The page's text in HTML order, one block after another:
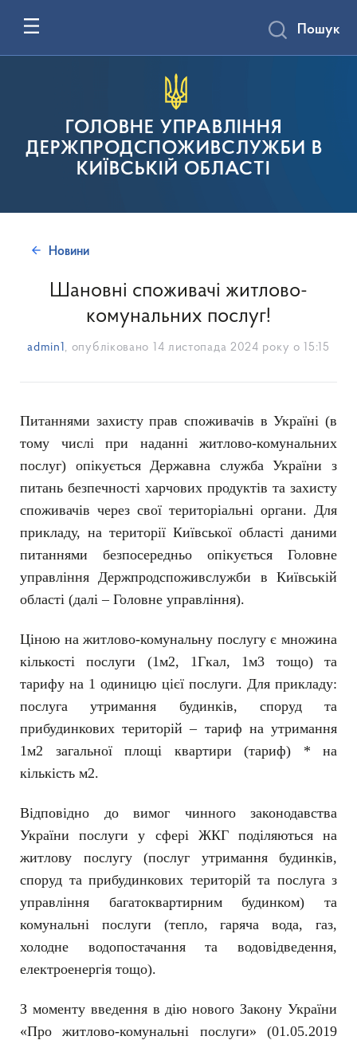
ГОЛОВНЕ УПРАВЛІННЯ
ДЕРЖПРОДСПОЖИВСЛУЖБИ В
КИЇВСЬКІЙ ОБЛАСТІ
Пошук
Новини
Шановні споживачі житлово-
комунальних послуг!
admin1, опубліковано 14 листопада 2024 року о 15:15
Питаннями захисту прав споживачів в Україні (в
тому числі при наданні житлово-комунальних
послуг) опікується Державна служба України з
питань безпечності харчових продуктів та захисту
споживачів через свої територіальні органи. Для
прикладу, на території Київської області даними
питаннями безпосередньо опікується Головне
управління Держпродспоживслужби в Київській
області (далі – Головне управління).
Ціною на житлово-комунальну послугу є множина
кількості послуги (1м2, 1Гкал, 1м3 тощо) та
тарифу на 1 одиницю цієї послуги. Для прикладу:
послуга утримання будинків, споруд та
прибудинкових територій – тариф на утримання
1м2 загальної площі квартири (тариф) * на
кількість м2.
Відповідно до вимог чинного законодавства
України послуги у сфері ЖКГ поділяються на
житлову послугу (послуг утримання будинків,
споруд та прибудинкових територій та послуга з
управління багатоквартирним будинком) та
комунальні послуги (тепло, гаряча вода, газ,
холодне водопостачання та водовідведення,
електроенергія тощо).
З моменту введення в дію нового Закону України
«Про житлово-комунальні послуги» (01.05.2019